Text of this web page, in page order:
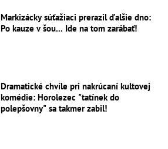
Markizácky súťažiaci prerazil ďalšie dno:
Po kauze v šou... Ide na tom zarábať!
Dramatické chvíle pri nakrúcaní kultovej
komédie: Horolezec "tatínek do
polepšovny" sa takmer zabil!